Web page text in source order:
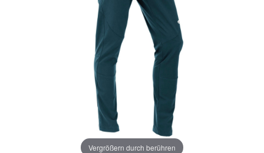
Vergrößern durch berühren